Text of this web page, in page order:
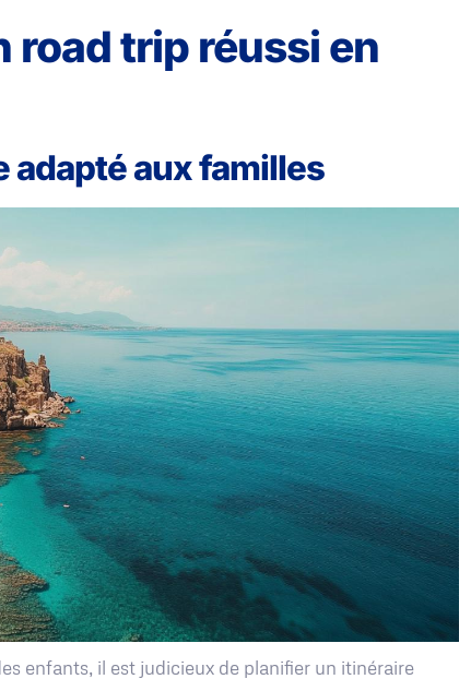
road trip réussi en
adapté aux familles
enfants, il est judicieux de planifier un itinéraire